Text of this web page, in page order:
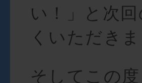
い！」と次
くいただきま
そしてこの